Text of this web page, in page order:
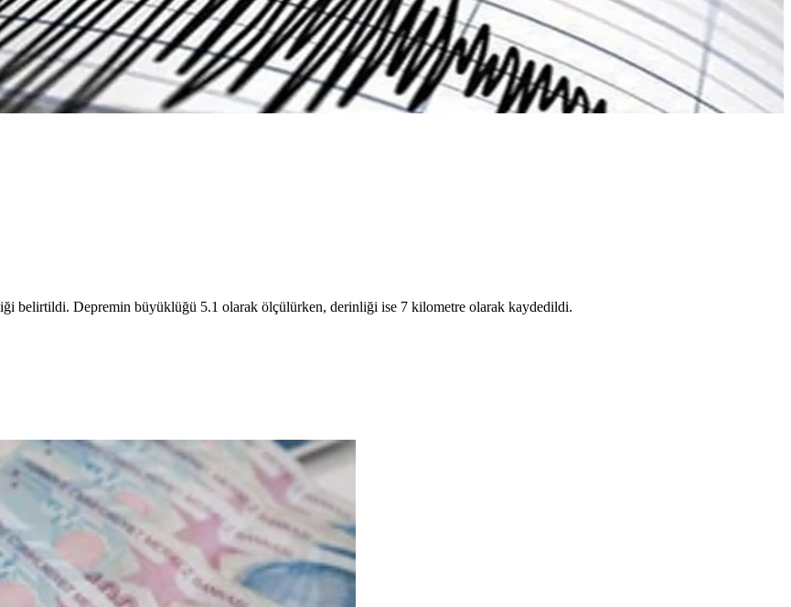
belirtildi. Depremin büyüklüğü 5.1 olarak ölçülürken, derinliği ise 7 kilometre olarak kaydedildi.